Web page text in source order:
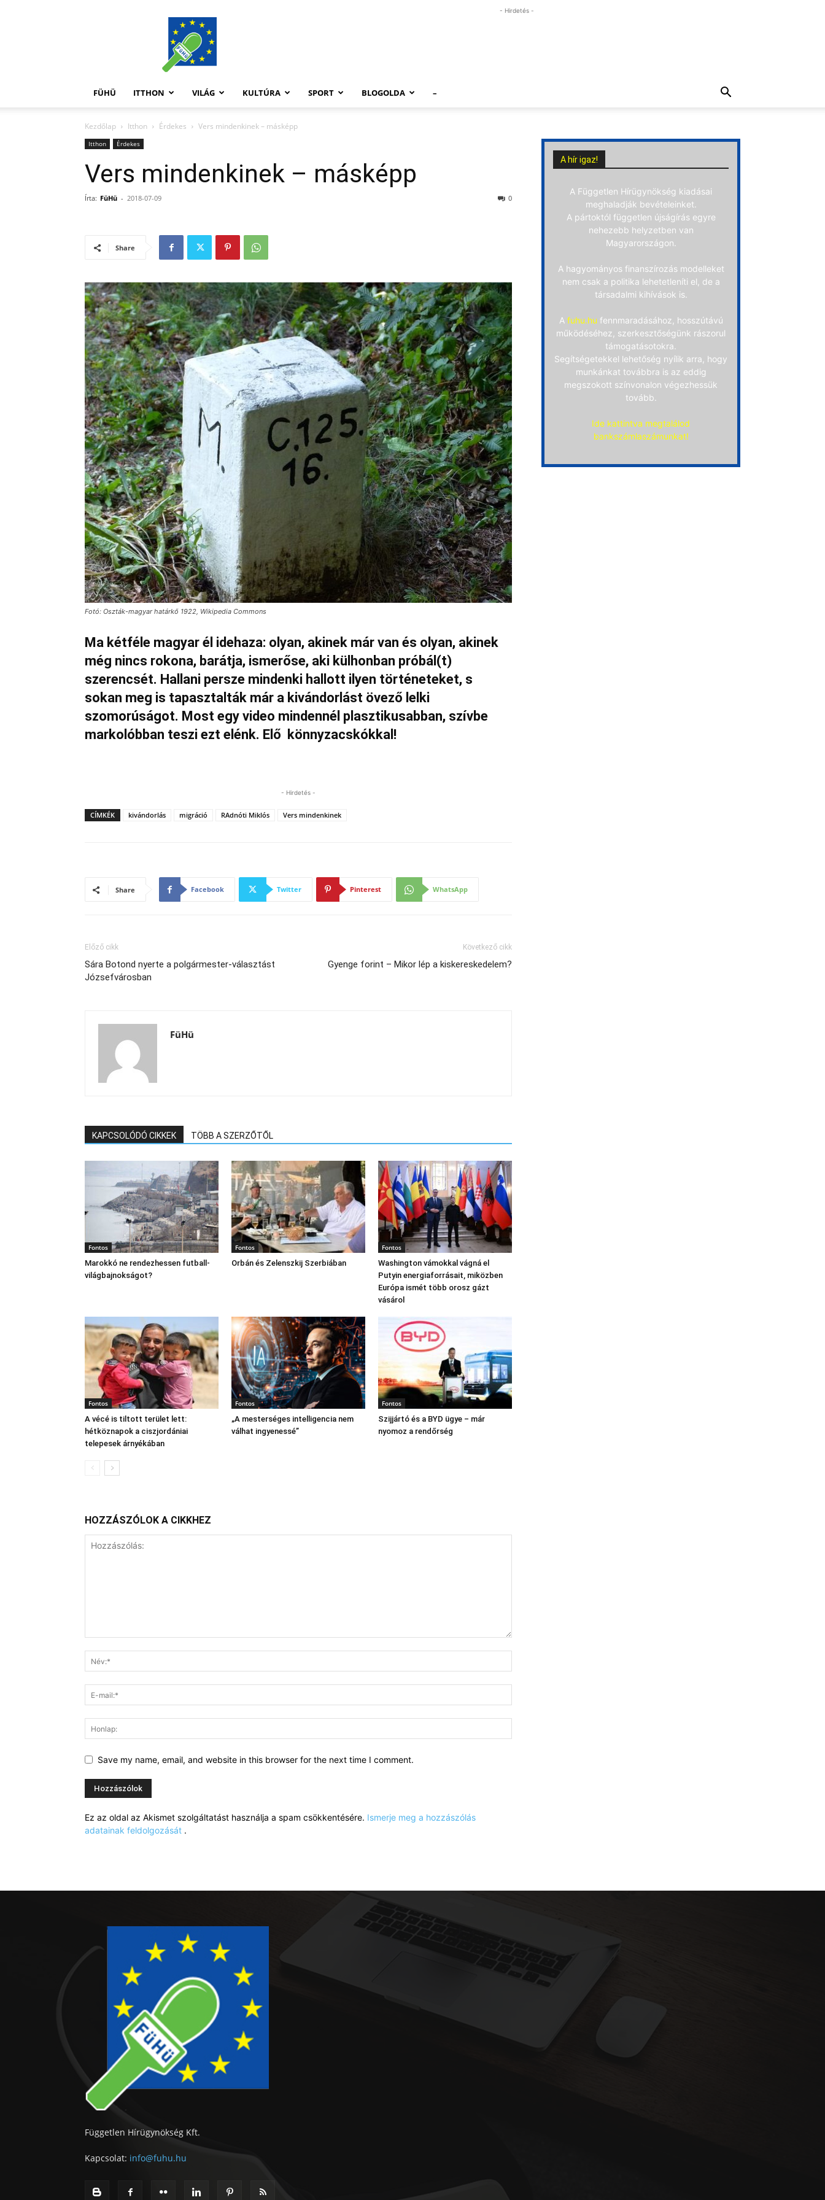
FüHü
- Hirdetés -
FÜHÜ ITTHON VILÁG KULTÚRA SPORT BLOGOLDA –
Kezdőlap Itthon Érdekes Vers mindenkinek – másképp
Itthon Érdekes
Vers mindenkinek – másképp
Írta: FüHü - 2018-07-09 0
Share
Fotó: Oszták-magyar határkő 1922, Wikipedia Commons
Ma kétféle magyar él idehaza: olyan, akinek már van és olyan, akinek
még nincs rokona, barátja, ismerőse, aki külhonban próbál(t)
szerencsét. Hallani persze mindenki hallott ilyen történeteket, s
sokan meg is tapasztalták már a kivándorlást övező lelki
szomorúságot. Most egy video mindennél plasztikusabban, szívbe
markolóbban teszi ezt elénk. Elő könnyzacskókkal!
- Hirdetés -
CÍMKÉK kivándorlás migráció RAdnóti Miklós Vers mindenkinek
Share Facebook Twitter Pinterest WhatsApp
Előző cikk
Sára Botond nyerte a polgármester-választást
Józsefvárosban
Következő cikk
Gyenge forint – Mikor lép a kiskereskedelem?
FüHü
KAPCSOLÓDÓ CIKKEK TÖBB A SZERZŐTŐL
Fontos
Marokkó ne rendezhessen futball-
világbajnokságot?
Fontos
Orbán és Zelenszkij Szerbiában
Fontos
Washington vámokkal vágná el
Putyin energiaforrásait, miközben
Európa ismét több orosz gázt
vásárol
Fontos
A vécé is tiltott terület lett:
hétköznapok a ciszjordániai
telepesek árnyékában
Fontos
„A mesterséges intelligencia nem
válhat ingyenessé”
Fontos
Szijjártó és a BYD ügye – már
nyomoz a rendőrség
HOZZÁSZÓLOK A CIKKHEZ
Save my name, email, and website in this browser for the next time I comment.
Ez az oldal az Akismet szolgáltatást használja a spam csökkentésére. Ismerje meg a hozzászólás
adatainak feldolgozását .
A hír igaz!
A Független Hírügynökség kiadásai
meghaladják bevételeinket.
A pártoktól független újságírás egyre
nehezebb helyzetben van
Magyarországon.
A hagyományos finanszírozás modelleket
nem csak a politika lehetetleníti el, de a
társadalmi kihívások is.
A fuhu.hu fennmaradásához, hosszútávú
működéséhez, szerkesztőségünk rászorul
támogatásotokra.
Segítségetekkel lehetőség nyílik arra, hogy
munkánkat továbbra is az eddig
megszokott színvonalon végezhessük
tovább.
Ide kattintva megtalálod
bankszámlaszámunkat!
Független Hírügynökség Kft.
Kapcsolat: info@fuhu.hu